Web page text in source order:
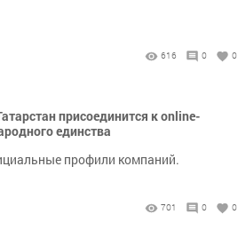
616 0 0
присоединится к online-
единства
профили компаний.
701 0 0